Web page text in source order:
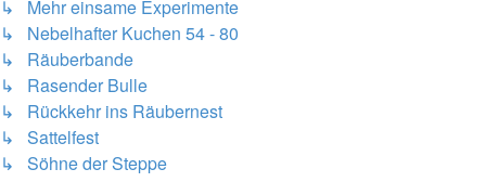
↳ Mehr einsame Experimente
↳ Nebelhafter Kuchen 54 - 80
↳ Räuberbande
↳ Rasender Bulle
↳ Rückkehr ins Räubernest
↳ Sattelfest
↳ Söhne der Steppe